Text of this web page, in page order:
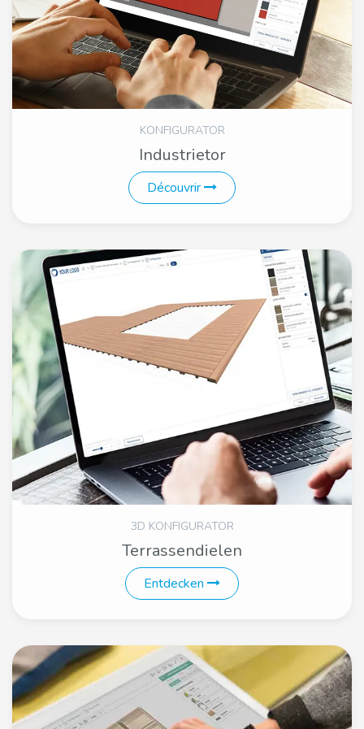
KONFIGURATOR
Industrietor
Découvrir
3D KONFIGURATOR
Terrassendielen
Entdecken